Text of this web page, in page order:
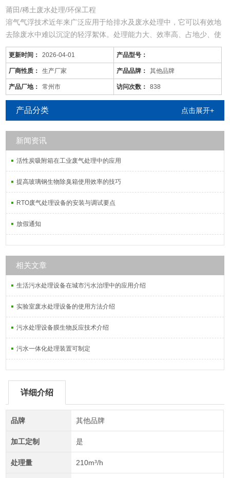
莆田/稀土废水处理/环保工程
溶气气浮技术近年来广泛应用于给排水及废水处理中，它可以有效地
去除废水中难以沉淀的轻浮絮体。处理能力大、效率高、占地少、使
用范围广。
总共有六部分组成：调节池；接触氧化池；二沉池；消毒装置；污泥
处理机；风机，
一体化生活污水专用处理设备，埋地设计
（1）用粒状填料作为生物载体，如陶粒、焦炭、石英砂、活性炭、
改型聚胺酯等。 （2）区别于一般生物滤池及生物滤塔，在去除BOD
更新时间： 2026-04-01 产品型号：
厂商性质： 生产厂家 产品品牌： 其他品牌
产品厂地： 常州市 访问次数： 838
产品分类 点击展开+
新闻资讯
活性炭吸附箱在工业废气处理中的应用
提高玻璃钢生物除臭箱使用效率的技巧
RTO废气处理设备的安装与调试要点
放假通知
相关文章
生活污水处理设备在城市污水治理中的应用介绍
实验室废水处理设备的使用方法介绍
污水处理设备膜生物反应技术介绍
污水一体化处理装置可制定
详细介绍
品牌 其他品牌
加工定制 是
处理量 210m³/h